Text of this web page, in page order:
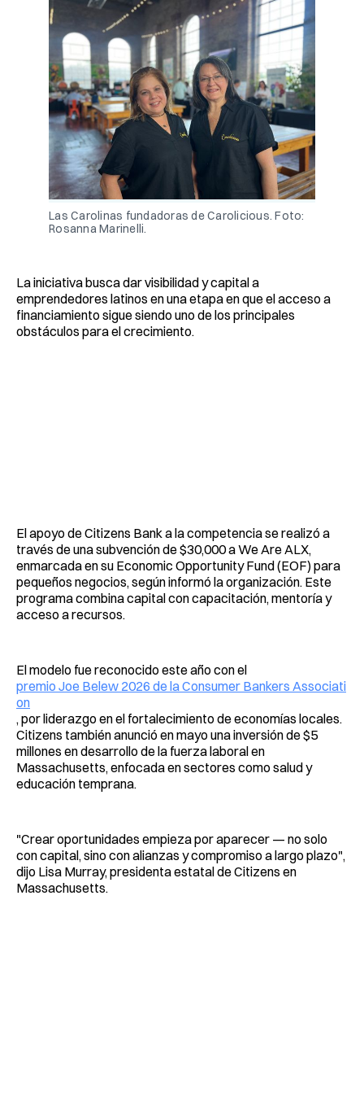
Las Carolinas fundadoras de Carolicious. Foto:
Rosanna Marinelli.
La iniciativa busca dar visibilidad y capital a
emprendedores latinos en una etapa en que el acceso a
financiamiento sigue siendo uno de los principales
obstáculos para el crecimiento.
El apoyo de Citizens Bank a la competencia se realizó a
través de una subvención de $30,000 a We Are ALX,
enmarcada en su Economic Opportunity Fund (EOF) para
pequeños negocios, según informó la organización. Este
programa combina capital con capacitación, mentoría y
acceso a recursos.
El modelo fue reconocido este año con el
premio Joe Belew 2026 de la Consumer Bankers Associati
on
, por liderazgo en el fortalecimiento de economías locales.
Citizens también anunció en mayo una inversión de $5
millones en desarrollo de la fuerza laboral en
Massachusetts, enfocada en sectores como salud y
educación temprana.
"Crear oportunidades empieza por aparecer — no solo
con capital, sino con alianzas y compromiso a largo plazo",
dijo Lisa Murray, presidenta estatal de Citizens en
Massachusetts.